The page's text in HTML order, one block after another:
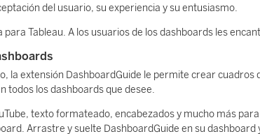
del usuario, su experiencia y su entusiasmo.
Tableau. A los usuarios de los dashboards les
la extensión DashboardGuide le permite crear cuadros
todos los dashboards que desee.
texto formateado, encabezados y mucho más
Arrastre y suelte DashboardGuide en su